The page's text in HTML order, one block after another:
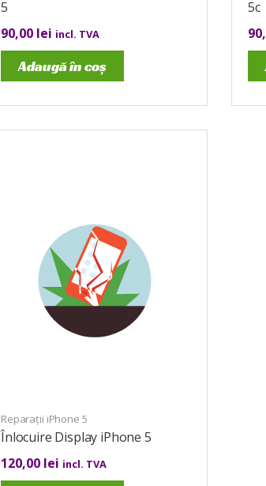
5
90,00 lei incl. TVA
Adaugă în coș
5c
Reparații iPhone 5
Înlocuire Display iPhone 5
120,00 lei incl. TVA